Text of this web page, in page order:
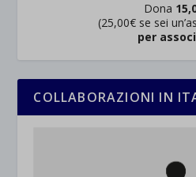
Dona
(25,00€ se sei
per
COLLABORAZIONI IN